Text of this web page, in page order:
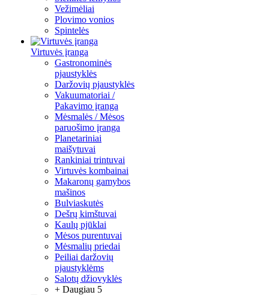
Vežimėliai
Plovimo vonios
Spintelės
Virtuvės įranga
Gastronominės
pjaustyklės
Daržovių pjaustyklės
Vakuumatoriai /
Pakavimo įranga
Mėsmalės / Mėsos
paruošimo įranga
Planetariniai
maišytuvai
Rankiniai trintuvai
Virtuvės kombainai
Makaronų gamybos
mašinos
Bulviaskutės
Dešrų kimštuvai
Kaulų pjūklai
Mėsos purentuvai
Mėsmalių priedai
Peiliai daržovių
pjaustyklėms
Salotų džiovyklės
+ Daugiau 5